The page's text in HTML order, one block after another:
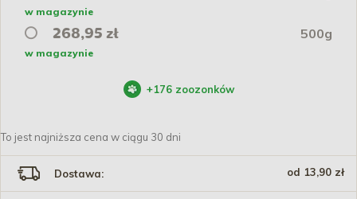
w magazynie
268,95 zł 500g
w magazynie
+176 zoozonków
To jest najniższa cena w ciągu 30 dni
Dostawa: od 13,90 zł